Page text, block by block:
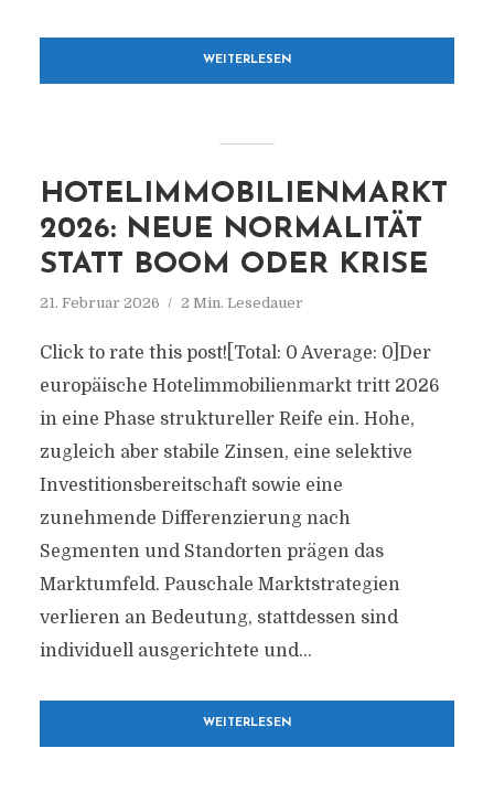
WEITERLESEN
HOTELIMMOBILIENMARKT
2026: NEUE NORMALITÄT
STATT BOOM ODER KRISE
21. Februar 2026 2 Min. Lesedauer
Click to rate this post![Total: 0 Average: 0]Der
europäische Hotelimmobilienmarkt tritt 2026
in eine Phase struktureller Reife ein. Hohe,
zugleich aber stabile Zinsen, eine selektive
Investitionsbereitschaft sowie eine
zunehmende Differenzierung nach
Segmenten und Standorten prägen das
Marktumfeld. Pauschale Marktstrategien
verlieren an Bedeutung, stattdessen sind
individuell ausgerichtete und...
WEITERLESEN